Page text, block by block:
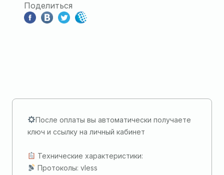
Поделиться
После оплаты вы автоматически получаете
ключ и ссылку на личный кабинет
Технические характеристики:
Протоколы: vless